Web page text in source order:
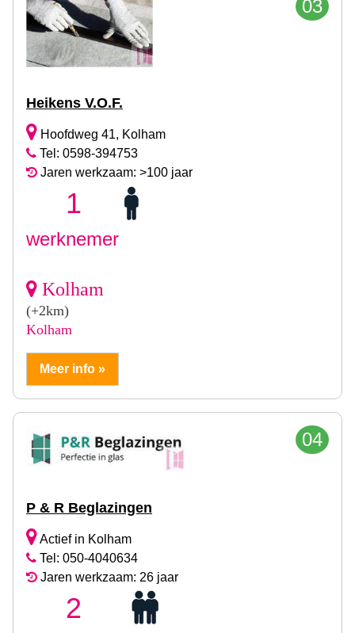
03
Heikens V.O.F.
Hoofdweg 41, Kolham
Tel: 0598-394753
Jaren werkzaam: >100 jaar
1
werknemer
Kolham
(+2km)
Kolham
Meer info »
04
P & R Beglazingen
Actief in Kolham
Tel: 050-4040634
Jaren werkzaam: 26 jaar
2